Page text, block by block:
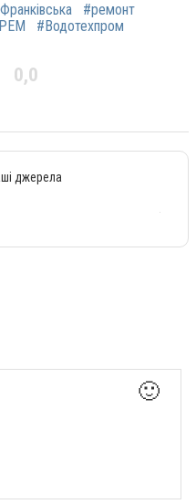
#ремонт
#Водотехпром
0,0
джерела
🙂